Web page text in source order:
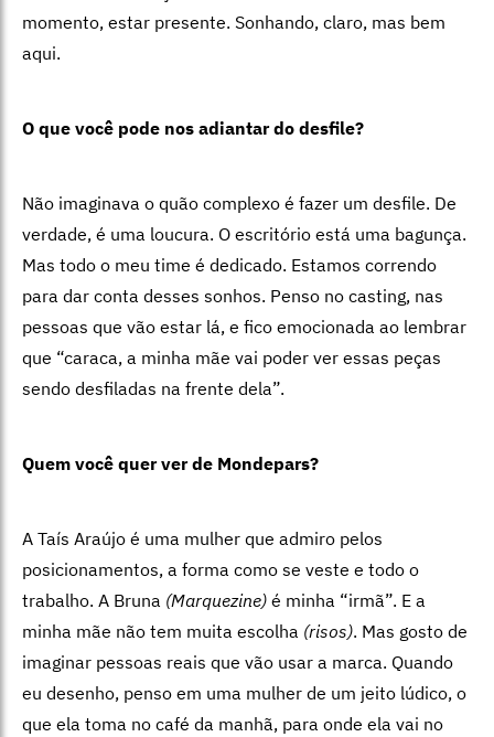
momento, estar presente. Sonhando, claro, mas bem
aqui.
O que você pode nos adiantar do desfile?
Não imaginava o quão complexo é fazer um desfile. De
verdade, é uma loucura. O escritório está uma bagunça.
Mas todo o meu time é dedicado. Estamos correndo
para dar conta desses sonhos. Penso no casting, nas
pessoas que vão estar lá, e fico emocionada ao lembrar
que “caraca, a minha mãe vai poder ver essas peças
sendo desfiladas na frente dela”.
Quem você quer ver de Mondepars?
A Taís Araújo é uma mulher que admiro pelos
posicionamentos, a forma como se veste e todo o
trabalho. A Bruna (Marquezine) é minha “irmã”. E a
minha mãe não tem muita escolha (risos). Mas gosto de
imaginar pessoas reais que vão usar a marca. Quando
eu desenho, penso em uma mulher de um jeito lúdico, o
que ela toma no café da manhã, para onde ela vai no